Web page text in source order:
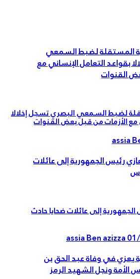
السمعي البصري تسجل إخلالا
من قبل بعض القنوات
إلى عائلات ضحايا حادث
assia Ben azizza